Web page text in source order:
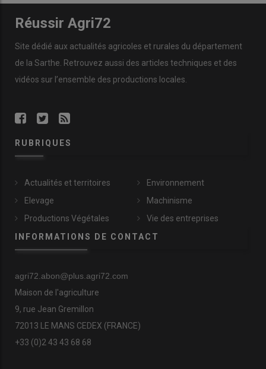
Réussir Agri72
Site dédié aux actualités agricoles et rurales du département
de la Sarthe. Retrouvez aussi des articles techniques et des
vidéos sur l’ensemble des productions locales.
RUBRIQUES
Actualités et territoires
Elevage
Productions Végétales
Environnement
Machinisme
Vie des entreprises
INFORMATIONS DE CONTACT
agri72.abon@plus.agri72.com
Maison de l'agriculture
9, rue Jean Gremillon
72013 LE MANS CEDEX (FRANCE)
+33 (0)2 43 43 68 68